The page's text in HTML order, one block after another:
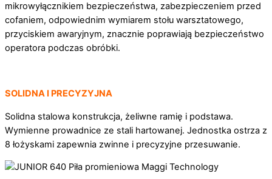
mikrowyłącznikiem bezpieczeństwa, zabezpieczeniem przed
cofaniem, odpowiednim wymiarem stołu warsztatowego,
przyciskiem awaryjnym, znacznie poprawiają bezpieczeństwo
operatora podczas obróbki.
SOLIDNA I PRECYZYJNA
Solidna stalowa konstrukcja, żeliwne ramię i podstawa.
Wymienne prowadnice ze stali hartowanej. Jednostka ostrza z
8 łożyskami zapewnia zwinne i precyzyjne przesuwanie.